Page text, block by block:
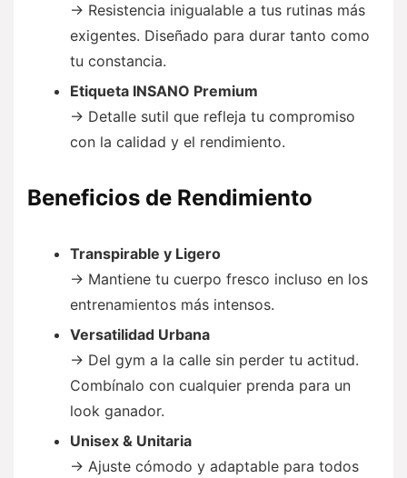
→ Resistencia inigualable a tus rutinas más
exigentes. Diseñado para durar tanto como
tu constancia.
Etiqueta INSANO Premium
→ Detalle sutil que refleja tu compromiso
con la calidad y el rendimiento.
Beneficios de Rendimiento
Transpirable y Ligero
→ Mantiene tu cuerpo fresco incluso en los
entrenamientos más intensos.
Versatilidad Urbana
→ Del gym a la calle sin perder tu actitud.
Combínalo con cualquier prenda para un
look ganador.
Unisex & Unitaria
→ Ajuste cómodo y adaptable para todos